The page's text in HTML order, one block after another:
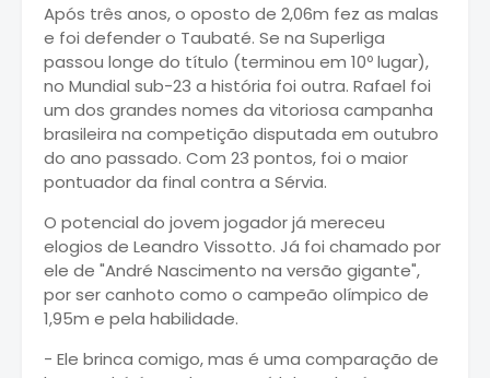
Após três anos, o oposto de 2,06m fez as malas
e foi defender o Taubaté. Se na Superliga
passou longe do título (terminou em 10º lugar),
no Mundial sub-23 a história foi outra. Rafael foi
um dos grandes nomes da vitoriosa campanha
brasileira na competição disputada em outubro
do ano passado. Com 23 pontos, foi o maior
pontuador da final contra a Sérvia.
O potencial do jovem jogador já mereceu
elogios de Leandro Vissotto. Já foi chamado por
ele de "André Nascimento na versão gigante",
por ser canhoto como o campeão olímpico de
1,95m e pela habilidade.
- Ele brinca comigo, mas é uma comparação de